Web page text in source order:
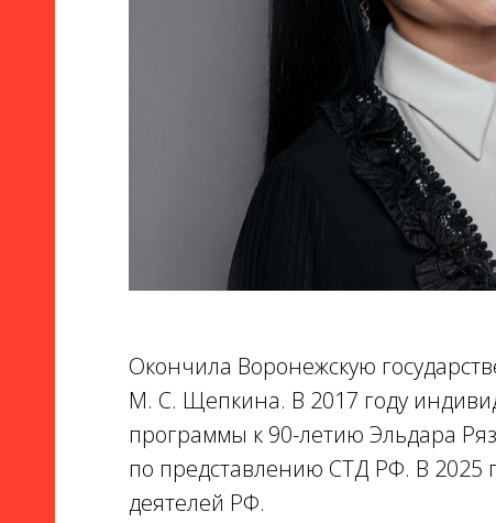
Окончила Воронежскую
М. С. Щепкина. В 2017 году
программы к 90-летию Эльдара
по представлению СТД РФ. В 2025
деятелей РФ.